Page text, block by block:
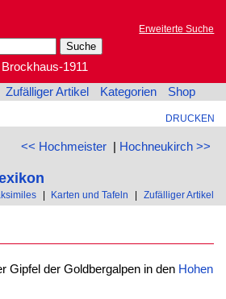
Erweiterte Suche
Brockhaus-1911
Zufälliger Artikel Kategorien Shop
DRUCKEN
<< Hochmeister| Hochneukirch >>
Karten und Tafeln Zufälliger Artikel
Gipfel der Goldbergalpen in den Hohen